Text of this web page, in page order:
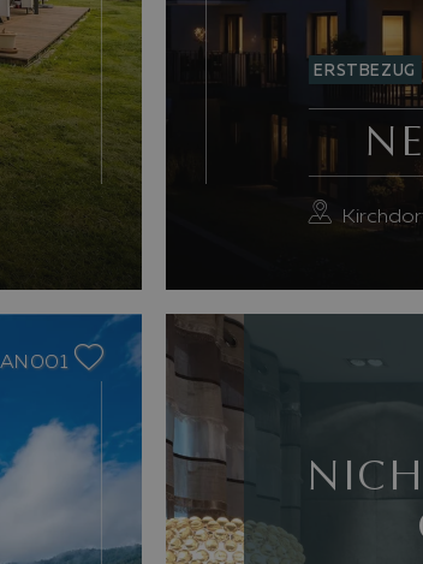
ERSTBEZUG
AN001
Next slide